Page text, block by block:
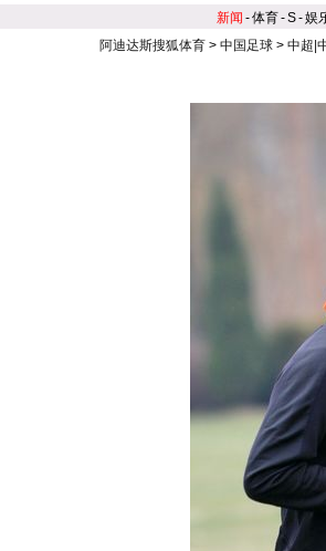
新闻 -体育-S-娱
阿迪达斯搜狐体育 > 中国足球 > 中超|